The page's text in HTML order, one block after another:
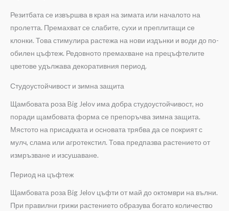
Резитбата се извършва в края на зимата или началото на
пролетта. Премахват се слабите, сухи и преплитащи се
клонки. Това стимулира растежа на нови издънки и води до по-
обилен цъфтеж. Редовното премахване на прецъфтелите
цветове удължава декоративния период.
Студоустойчивост и зимна защита
Щамбовата роза Big Jelov има добра студоустойчивост, но
поради щамбовата форма се препоръчва зимна защита.
Мястото на присадката и основата трябва да се покрият с
мулч, слама или агротекстил. Това предпазва растението от
измръзване и изсушаване.
Период на цъфтеж
Щамбовата роза Big Jelov цъфти от май до октомври на вълни.
При правилни грижи растението образува богато количество